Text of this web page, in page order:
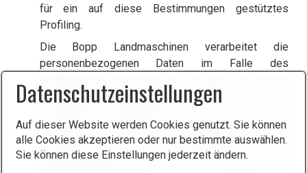
für ein auf diese Bestimmungen gestütztes
Profiling.
Die Bopp Landmaschinen verarbeitet die
personenbezogenen Daten im Falle des
zwingende schutzwürdige Gründe für die
Rechten und Freiheiten der betroffenen Person
überwiegen, oder die Verarbeitung dient der
Geltendmachung, Ausübung oder Verteidigung von
Datenschutzeinstellungen
Auf dieser Website werden Cookies genutzt. Sie können
alle Cookies akzeptieren oder nur bestimmte auswählen.
Sie können diese Einstellungen jederzeit ändern.